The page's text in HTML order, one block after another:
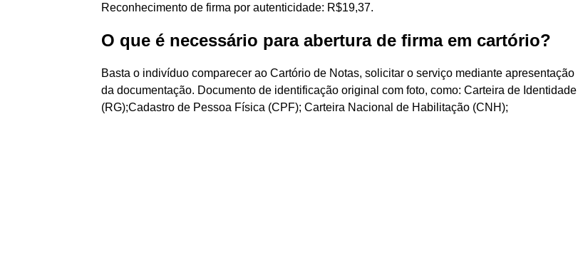
Reconhecimento de firma por autenticidade: R$19,37.
O que é necessário para abertura de firma em cartório?
Basta o indivíduo comparecer ao Cartório de Notas, solicitar o serviço mediante apresentação
da documentação. Documento de identificação original com foto, como: Carteira de Identidade
(RG);Cadastro de Pessoa Física (CPF); Carteira Nacional de Habilitação (CNH);